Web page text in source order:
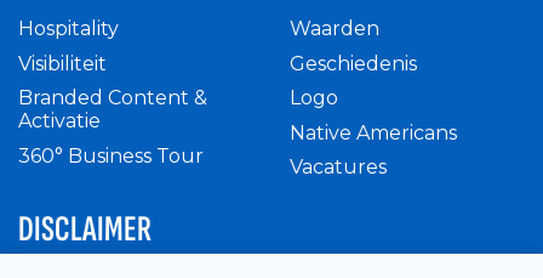
Hospitality
Visibiliteit
Branded Content &
Activatie
360° Business Tour
Waarden
Geschiedenis
Logo
Native Americans
Vacatures
DISCLAIMER